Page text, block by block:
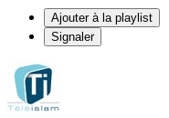
Ajouter à la playlist
Signaler